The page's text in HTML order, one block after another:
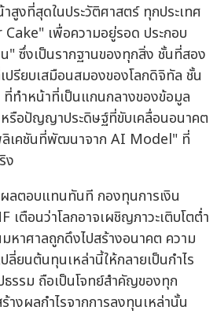
สูงที่สุดในประวัติศาสตร์ ทุกประเทศ
เพื่อความอยู่รอด ประกอบ
ซึ่งเป็นรากฐานของทุกสิ่ง ชั้นที่สอง
รียบเสมือนสมองของโลกดิจิทัล ชั้น
ทำหน้าที่เป็นแกนกลางของข้อมูล
อปัญญาประดิษฐ์ที่ขับเคลื่อนอนาคต
เคชันที่พัฒนาจาก AI Model" ที่
ง
ลตอบแทนทันที กองทุนการเงิน
เตือนว่าโลกอาจเผชิญภาวะเติบโตต่ำ
หาศาลถูกดึงไปสร้างอนาคต ความ
ลี่ยนต้นทุนเหล่านี้ให้กลายเป็นกำไร
ธรรม ถือเป็นโจทย์สำคัญของทุก
างผลกำไรจากการลงทุนเหล่านั้น